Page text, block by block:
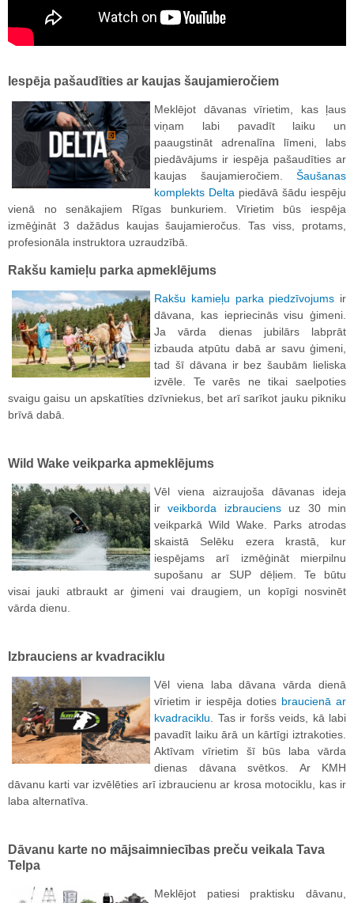
Iespēja pašaudīties ar kaujas šaujamieročiem
Meklējot dāvanas vīrietim, kas ļaus
viņam labi pavadīt laiku un
paaugstināt adrenalīna līmeni, labs
piedāvājums ir iespēja pašaudīties ar
kaujas šaujamieročiem. Šaušanas
komplekts Delta piedāvā šādu iespēju
vienā no senākajiem Rīgas bunkuriem. Vīrietim būs iespēja
izmēģināt 3 dažādus kaujas šaujamieročus. Tas viss, protams,
profesionāla instruktora uzraudzībā.
Rakšu kamieļu parka apmeklējums
Rakšu kamieļu parka piedzīvojums ir
dāvana, kas iepriecinās visu ģimeni.
Ja vārda dienas jubilārs labprāt
izbauda atpūtu dabā ar savu ģimeni,
tad šī dāvana ir bez šaubām lieliska
izvēle. Te varēs ne tikai saelpoties
svaigu gaisu un apskatīties dzīvniekus, bet arī sarīkot jauku pikniku
brīvā dabā.
Wild Wake veikparka apmeklējums
Vēl viena aizraujoša dāvanas ideja
irveikborda izbrauciensuz 30 min
veikparkā Wild Wake. Parks atrodas
skaistā Selēku ezera krastā, kur
iespējams arī izmēģināt mierpilnu
supošanu ar SUP dēļiem. Te būtu
visai jauki atbraukt ar ģimeni vai draugiem, un kopīgi nosvinēt
vārda dienu.
Izbrauciens ar kvadraciklu
Vēl viena laba dāvana vārda dienā
vīrietim ir iespēja doties braucienā ar
kvadraciklu. Tas ir foršs veids, kā labi
pavadīt laiku ārā un kārtīgi iztrakoties.
Aktīvam vīrietim šī būs laba vārda
dienas dāvana svētkos. Ar KMH
dāvanu karti var izvēlēties arī izbraucienu ar krosa motociklu, kas ir
laba alternatīva.
Dāvanu karte no mājsaimniecības preču veikala Tava
Telpa
Meklējot patiesi praktisku dāvanu,